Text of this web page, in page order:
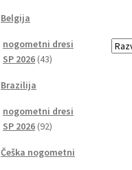
Belgija
nogometni dresi
SP 2026 4343
Brazilija
nogometni dresi
SP 2026 9292
Češka nogometni